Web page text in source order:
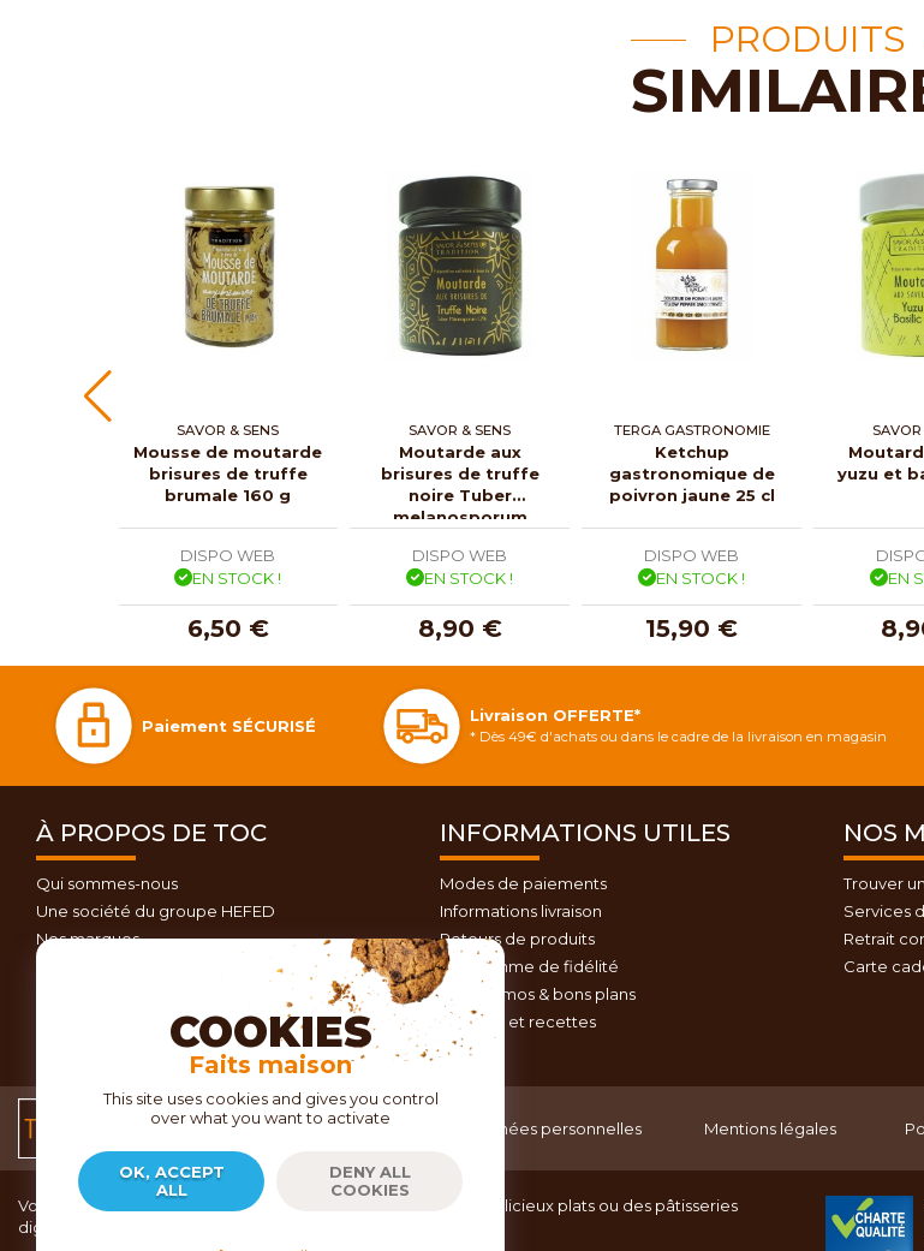
PRODUITS
SAVOR & SENS
Mousse de moutarde
brisures de truffe
brumale 160 g
DISPO WEB
EN STOCK !
6,50 €
SAVOR & SENS
Moutarde aux
brisures de truffe
noire Tuber
melanosporum
DISPO WEB
EN STOCK !
8,90 €
TERGA GASTRONOMIE
Ketchup
gastronomique de
poivron jaune 25 cl
DISPO WEB
EN STOCK !
15,90 €
SAVOR
yuzu et
EN
Paiement SÉCURISÉ
Livraison OFFERTE*
* Dès 49€ d'achats ou dans le cadre de la livraison en magasin
À PROPOS DE TOC
Qui sommes-nous
Une société du groupe HEFED
Nos marques
INFORMATIONS UTILES
Modes de paiements
Informations livraison
Retours de produits
Programme de fidélité
Nos promos & bons plans
Conseils et recettes
NOS
Trouver
Services
Retrait
Carte
Conditions générales
Données personnelles Mentions légales
Vous recherchez du matériel de cuisine pour concocter de délicieux plats ou des pâtisseries
dignes d’un grand chef ?
COOKIES
Faits maison
This site uses cookies and gives you control
over what you want to activate
OK, ACCEPT
ALL
DENY ALL
COOKIES